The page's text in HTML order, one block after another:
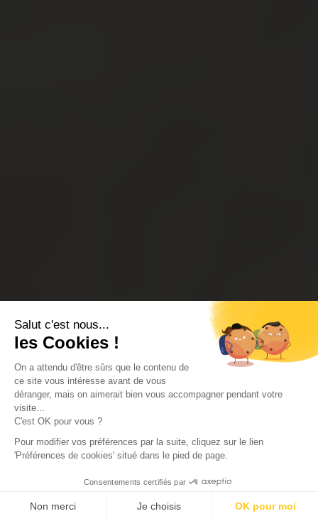
Salut c'est nous...
les Cookies !
On a attendu d'être sûrs que le contenu de
ce site vous intéresse avant de vous
déranger, mais on aimerait bien vous accompagner pendant votre
visite...
C'est OK pour vous ?
Pour modifier vos préférences par la suite, cliquez sur le lien
'Préférences de cookies' situé dans le pied de page.
Consentements certifiés par
Non merci Je choisis OK pour moi